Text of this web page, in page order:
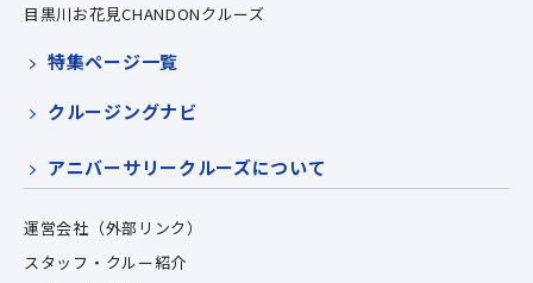
目黒川お花見CHANDONクルーズ
特集ページ一覧
クルージングナビ
アニバーサリークルーズについて
運営会社（外部リンク）
スタッフ・クルー紹介